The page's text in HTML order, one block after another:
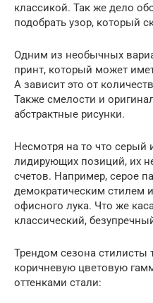
классикой. Так же дело
подобрать узор, который
Одним из необычных
принт, который может
А зависит это от
Также смелости и
абстрактные рисунки.
Несмотря на то что серый
лидирующих позиций, их
счетов. Например, серое
демократическим стилем
офисного лука. Что же
классический,
Трендом сезона стилисты
коричневую цветовую
оттенками стали: